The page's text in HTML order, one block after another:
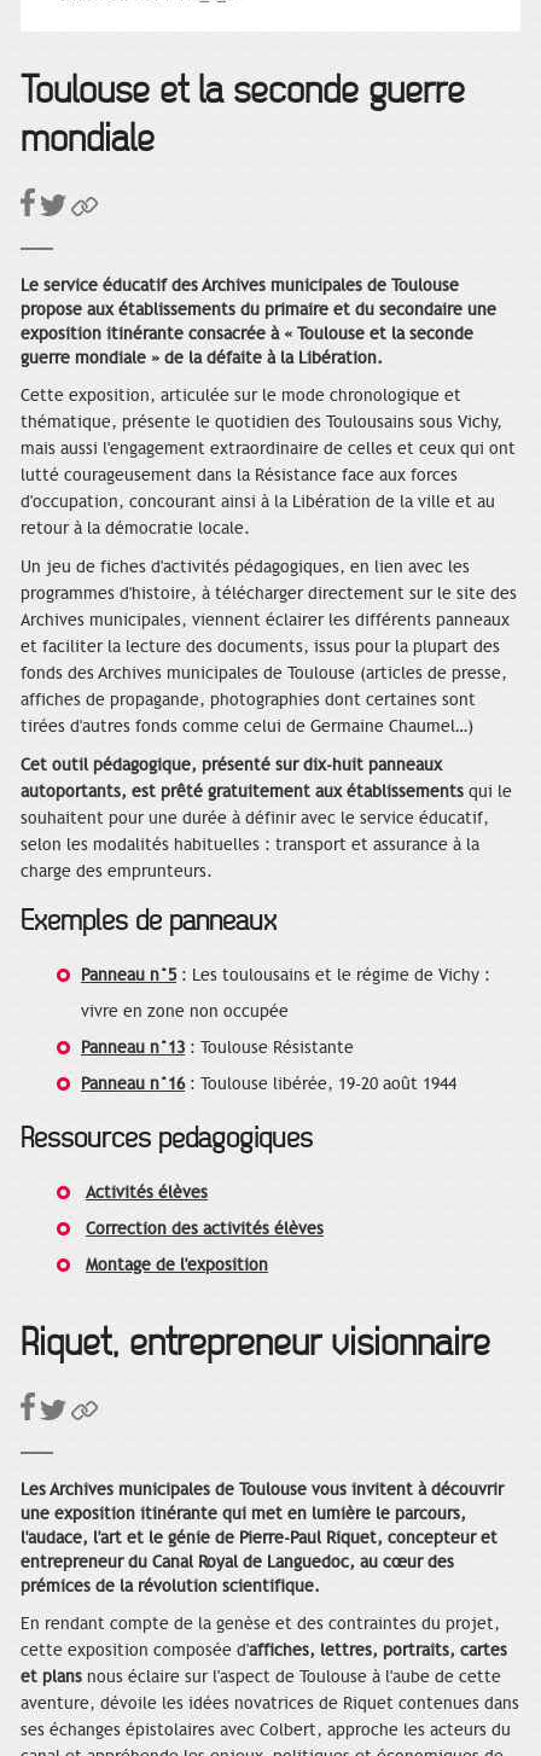
Toulouse et la seconde guerre
mondiale
Le service éducatif des Archives municipales de Toulouse
propose aux établissements du primaire et du secondaire une
exposition itinérante consacrée à « Toulouse et la seconde
guerre mondiale » de la défaite à la Libération.
Cette exposition, articulée sur le mode chronologique et
thématique, présente le quotidien des Toulousains sous Vichy,
mais aussi l'engagement extraordinaire de celles et ceux qui ont
lutté courageusement dans la Résistance face aux forces
d'occupation, concourant ainsi à la Libération de la ville et au
retour à la démocratie locale.
Un jeu de fiches d'activités pédagogiques, en lien avec les
programmes d'histoire, à télécharger directement sur le site des
Archives municipales, viennent éclairer les différents panneaux
et faciliter la lecture des documents, issus pour la plupart des
fonds des Archives municipales de Toulouse (articles de presse,
affiches de propagande, photographies dont certaines sont
tirées d'autres fonds comme celui de Germaine Chaumel…)
Cet outil pédagogique, présenté sur dix-huit panneaux
autoportants, est prêté gratuitement aux établissements qui le
souhaitent pour une durée à définir avec le service éducatif,
selon les modalités habituelles : transport et assurance à la
charge des emprunteurs.
Exemples de panneaux
Panneau n°5 : Les toulousains et le régime de Vichy :
vivre en zone non occupée
Panneau n°13 : Toulouse Résistante
Panneau n°16: Toulouse libérée, 19-20 août 1944
Ressources pédagogiques
Activités élèves
Correction des activités élèves
Montage de l'exposition
Riquet, entrepreneur visionnaire
Les Archives municipales de Toulouse vous invitent à découvrir
une exposition itinérante qui met en lumière le parcours,
l'audace, l'art et le génie de Pierre-Paul Riquet, concepteur et
entrepreneur du Canal Royal de Languedoc, au cœur des
prémices de la révolution scientifique.
En rendant compte de la genèse et des contraintes du projet,
cette exposition composée d'affiches, lettres, portraits, cartes
et plans nous éclaire sur l'aspect de Toulouse à l'aube de cette
aventure, dévoile les idées novatrices de Riquet contenues dans
ses échanges épistolaires avec Colbert, approche les acteurs du